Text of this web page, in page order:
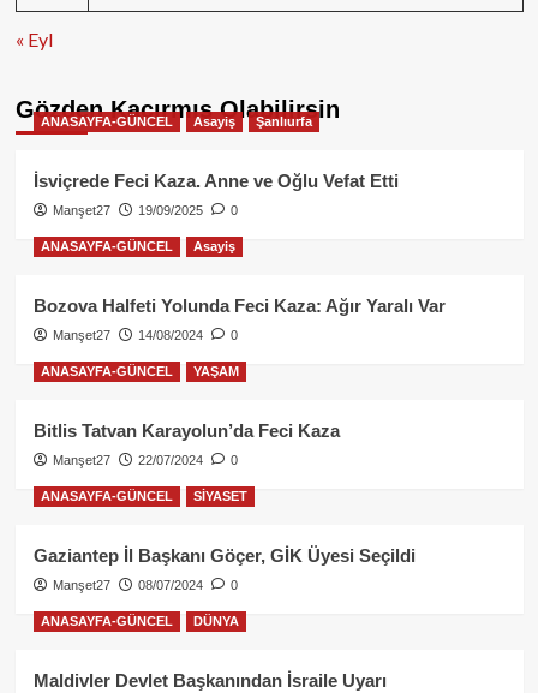
« Eyl
Gözden Kaçırmış Olabilirsin
ANASAYFA-GÜNCEL Asayiş Şanlıurfa
İsviçrede Feci Kaza. Anne ve Oğlu Vefat Etti
Manşet27 19/09/2025 0
ANASAYFA-GÜNCEL Asayiş
Bozova Halfeti Yolunda Feci Kaza: Ağır Yaralı Var
Manşet27 14/08/2024 0
ANASAYFA-GÜNCEL YAŞAM
Bitlis Tatvan Karayolun’da Feci Kaza
Manşet27 22/07/2024 0
ANASAYFA-GÜNCEL SİYASET
Gaziantep İl Başkanı Göçer, GİK Üyesi Seçildi
Manşet27 08/07/2024 0
ANASAYFA-GÜNCEL DÜNYA
Maldivler Devlet Başkanından İsraile Uyarı